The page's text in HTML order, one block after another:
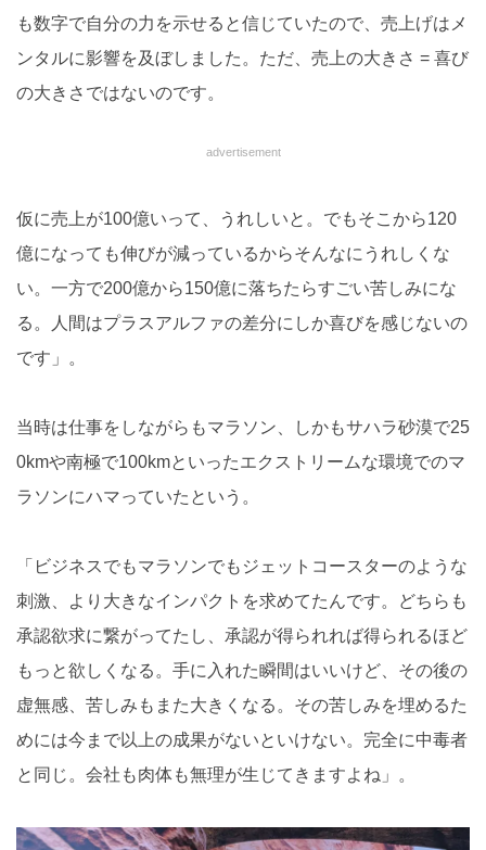
も数字で自分の力を示せると信じていたので、売上げはメ
ンタルに影響を及ぼしました。ただ、売上の大きさ = 喜び
の大きさではないのです。
advertisement
仮に売上が100億いって、うれしいと。でもそこから120
億になっても伸びが減っているからそんなにうれしくな
い。一方で200億から150億に落ちたらすごい苦しみにな
る。人間はプラスアルファの差分にしか喜びを感じないの
です」。
当時は仕事をしながらもマラソン、しかもサハラ砂漠で25
0kmや南極で100kmといったエクストリームな環境でのマ
ラソンにハマっていたという。
「ビジネスでもマラソンでもジェットコースターのような
刺激、より大きなインパクトを求めてたんです。どちらも
承認欲求に繋がってたし、承認が得られれば得られるほど
もっと欲しくなる。手に入れた瞬間はいいけど、その後の
虚無感、苦しみもまた大きくなる。その苦しみを埋めるた
めには今まで以上の成果がないといけない。完全に中毒者
と同じ。会社も肉体も無理が生じてきますよね」。